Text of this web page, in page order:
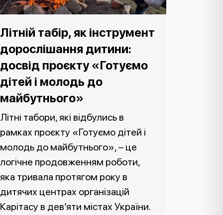
Літній табір, як інструмент
дорослішання дитини:
досвід проєкту «Готуємо
дітей і молодь до
майбутнього»
Літні табори, які відбулись в
рамках проєкту «Готуємо дітей і
молодь до майбутнього», – це
логічне продовженням роботи,
яка тривала протягом року в
дитячих центрах організацій
Карітасу в дев’яти містах України.